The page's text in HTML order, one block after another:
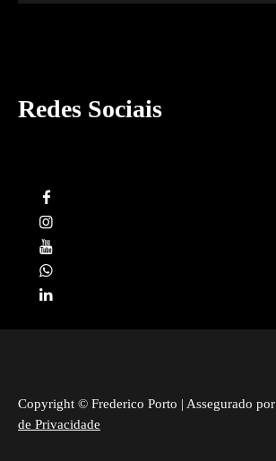
Redes Sociais
Copyright © Frederico Porto | Assegurado por
de Privacidade